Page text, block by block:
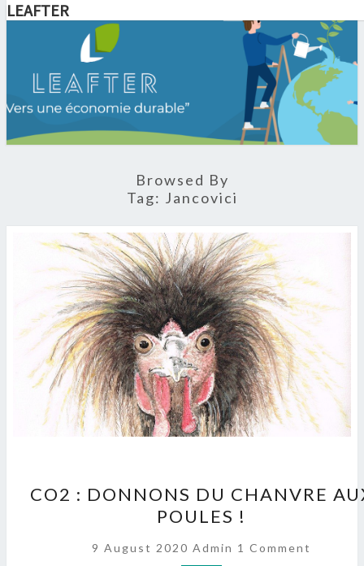
LEAFTER
LEAFTER
Browsed By
Tag: Jancovici
:
DONNONS
DU
CHANVRE
AUX
CO2 : DONNONS DU CHANVRE
POULES !
9 August 2020 Admin Comments
1 Comment